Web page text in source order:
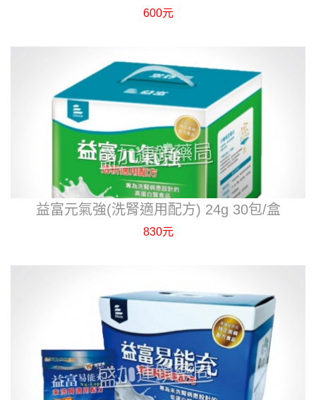
600元
益富元氣強(洗腎適用配方) 24g 30包/盒
830元